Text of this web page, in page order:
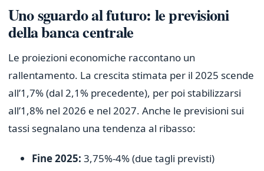
Uno sguardo al futuro: le previsioni
della banca centrale
Le proiezioni economiche raccontano un
rallentamento. La crescita stimata per il 2025 scende
all’1,7% (dal 2,1% precedente), per poi stabilizzarsi
all’1,8% nel 2026 e nel 2027. Anche le previsioni sui
tassi segnalano una tendenza al ribasso:
Fine 2025: 3,75%-4% (due tagli previsti)